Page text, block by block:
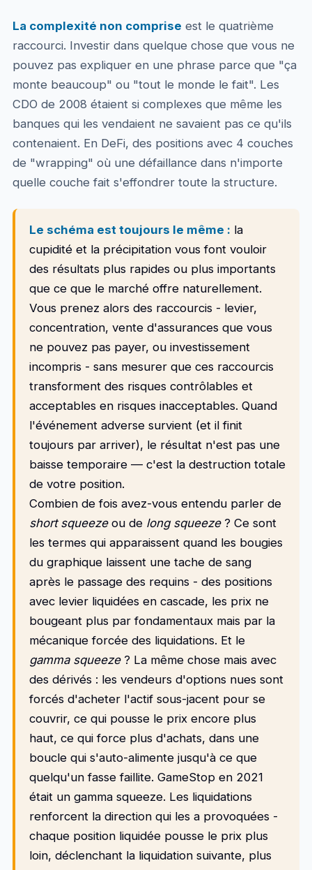
La complexité non comprise est le quatrième
raccourci. Investir dans quelque chose que vous ne
pouvez pas expliquer en une phrase parce que "ça
monte beaucoup" ou "tout le monde le fait". Les
CDO de 2008 étaient si complexes que même les
banques qui les vendaient ne savaient pas ce qu'ils
contenaient. En DeFi, des positions avec 4 couches
de "wrapping" où une défaillance dans n'importe
quelle couche fait s'effondrer toute la structure.
Le schéma est toujours le même : la
cupidité et la précipitation vous font vouloir
des résultats plus rapides ou plus importants
que ce que le marché offre naturellement.
Vous prenez alors des raccourcis - levier,
concentration, vente d'assurances que vous
ne pouvez pas payer, ou investissement
incompris - sans mesurer que ces raccourcis
transforment des risques contrôlables et
acceptables en risques inacceptables. Quand
l'événement adverse survient (et il finit
toujours par arriver), le résultat n'est pas une
baisse temporaire — c'est la destruction totale
de votre position.
Combien de fois avez-vous entendu parler de
short squeezeou de long squeeze? Ce sont
les termes qui apparaissent quand les bougies
du graphique laissent une tache de sang
après le passage des requins - des positions
avec levier liquidées en cascade, les prix ne
bougeant plus par fondamentaux mais par la
mécanique forcée des liquidations. Et le
gamma squeeze? La même chose mais avec
des dérivés : les vendeurs d'options nues sont
forcés d'acheter l'actif sous-jacent pour se
couvrir, ce qui pousse le prix encore plus
haut, ce qui force plus d'achats, dans une
boucle qui s'auto-alimente jusqu'à ce que
quelqu'un fasse faillite. GameStop en 2021
était un gamma squeeze. Les liquidations
renforcent la direction qui les a provoquées -
chaque position liquidée pousse le prix plus
loin, déclenchant la liquidation suivante, plus